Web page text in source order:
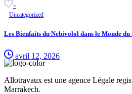
-
Uncategorized
Les Bienfaits du Nebivolol dans le Monde du
avril 12, 2026
Allotravaux est une agence Légale
Marrakech.